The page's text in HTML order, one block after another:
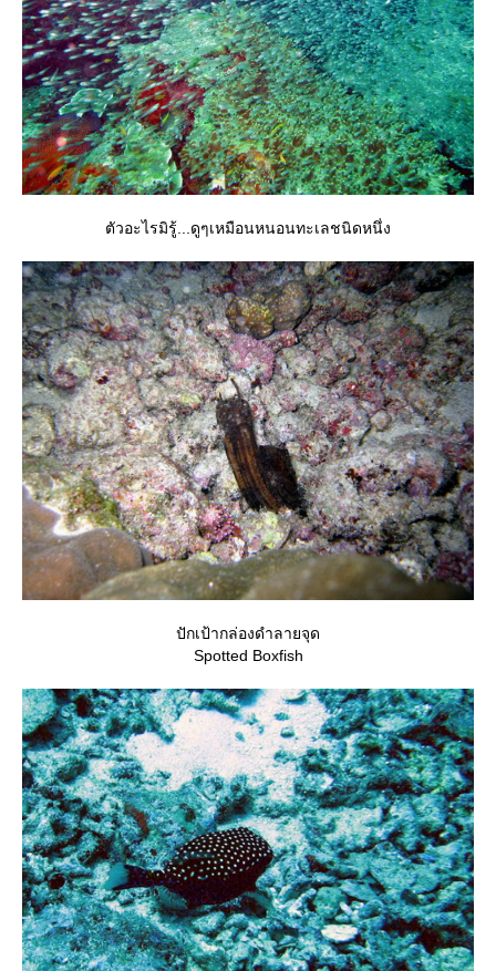
ตัวอะไรมิรู้...ดูๆเหมือนหนอนทะเลชนิดหนึ่ง
ปักเป้ากล่องดำลายจุด
Spotted Boxfish